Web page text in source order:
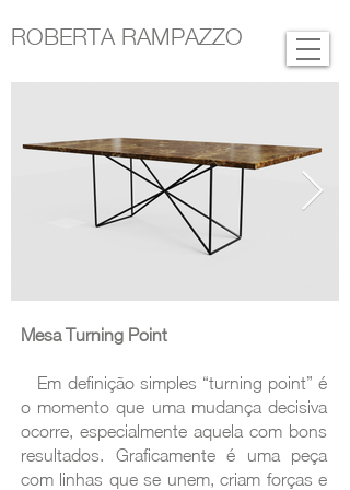
ROBERTA RAMPAZZO
Mesa Turning Point
Em definição simples “turning point” é
o momento que uma mudança decisiva
ocorre, especialmente aquela com bons
resultados. Graficamente é uma peça
com linhas que se unem, criam forças e